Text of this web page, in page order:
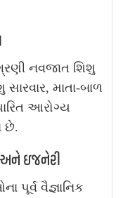
નવજાત શિશુ
માતા-બાળ
આરોગ્ય
છે.
અને ઇજનેરી
પૂર્વ વૈજ્ઞાનિક